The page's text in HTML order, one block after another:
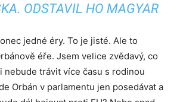
ODSTAVIL HO MAGYAR
jedné éry. To je jisté. Ale to
éře. Jsem velice zvědavý, co
nebude trávit více času s rodinou
Orbán v parlamentu jen posedávat a